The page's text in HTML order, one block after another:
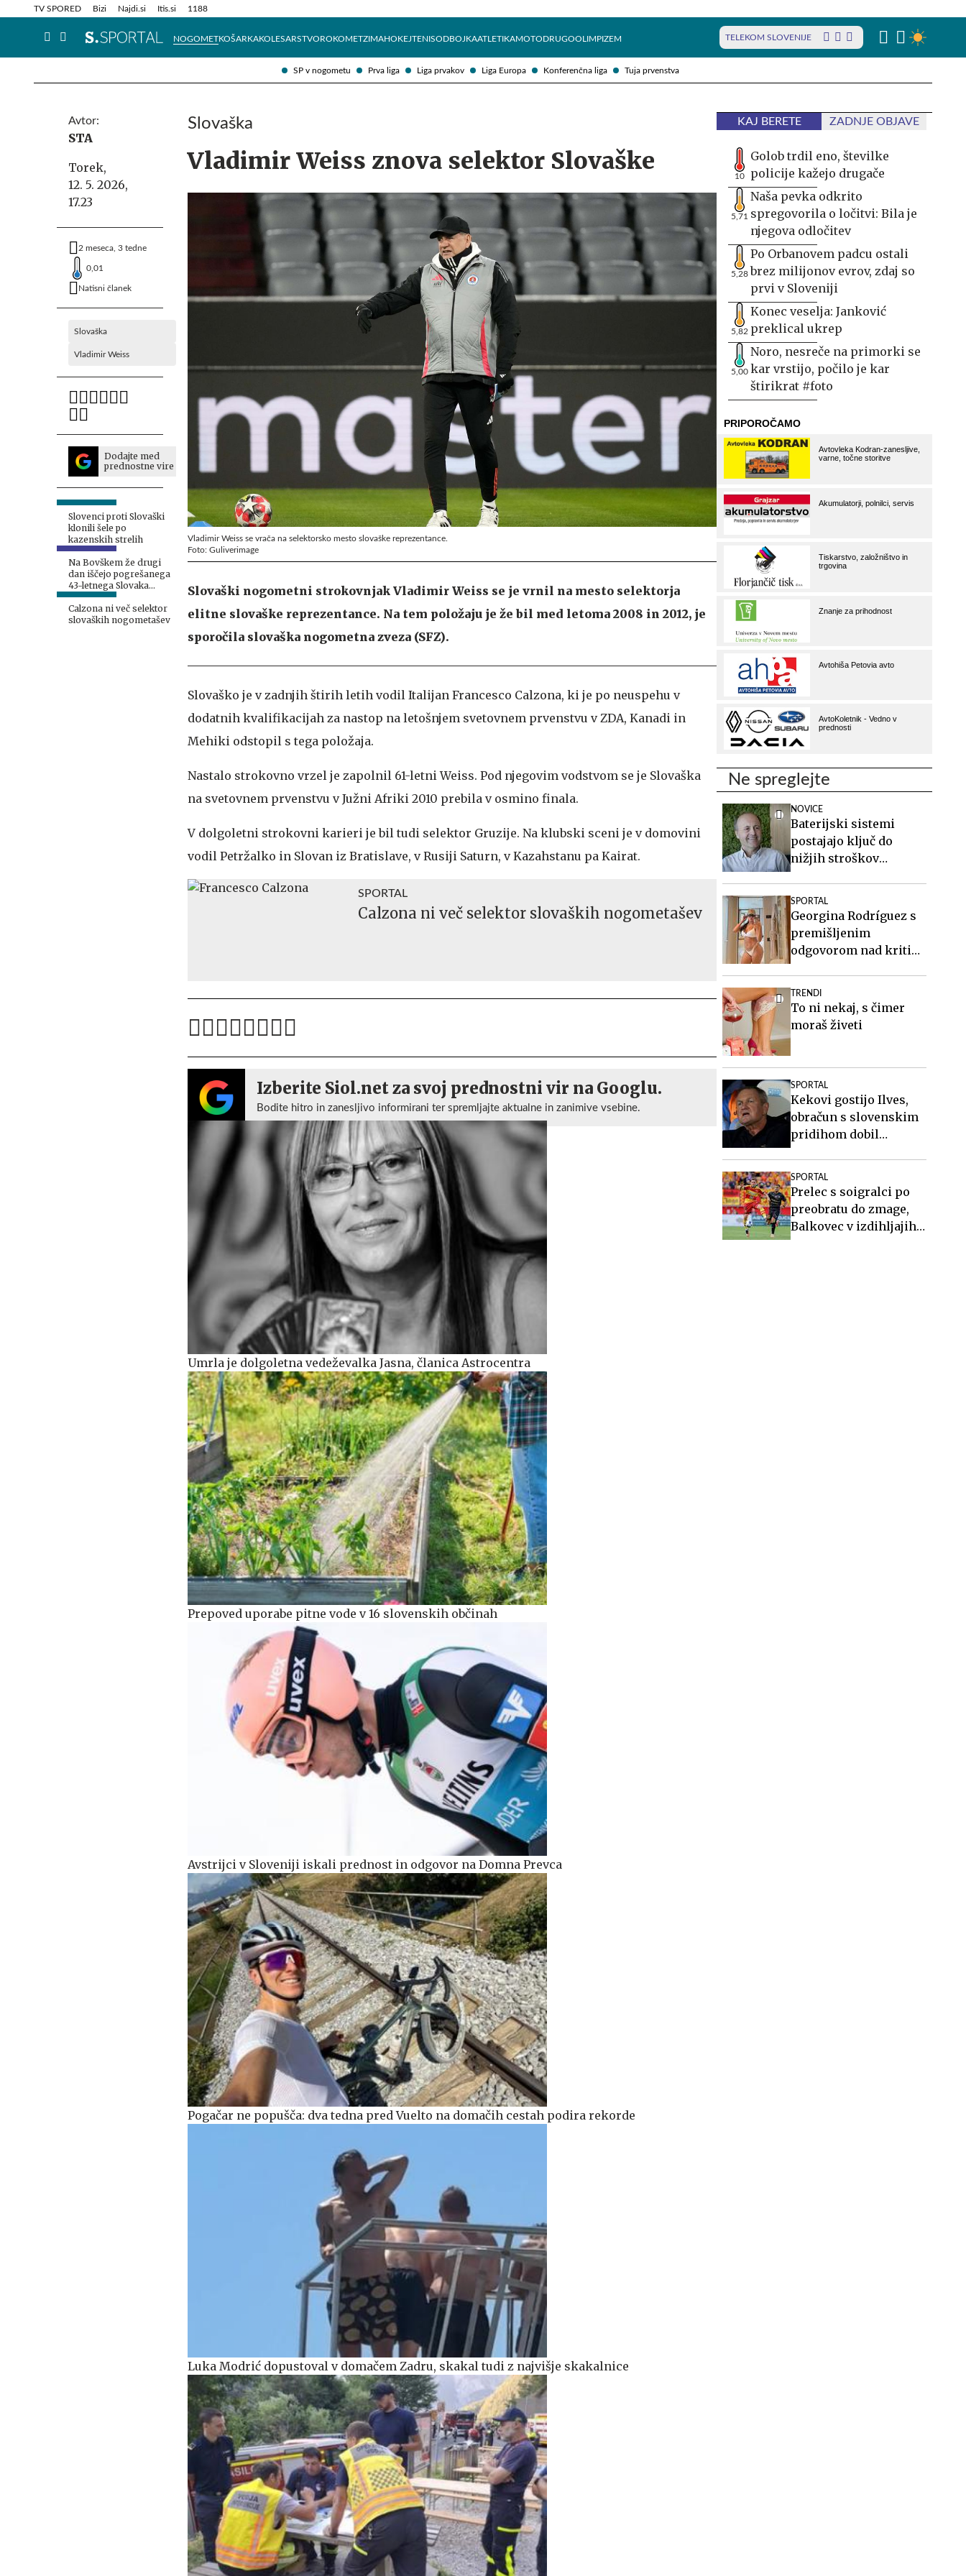
SP v nogometu Prva liga Liga prvakov Liga Europa Konferenčna liga Tuja prvenstva
TV SPORED Bizi Najdi.si Itis.si 1188
NOGOMETKOŠARKAKOLESARSTVOROKOMETZIMAHOKEJTENISODBOJKAATLETIKAMOTODRUGOOLIMPIZEM TELEKOM SLOVENIJE
Info in obvestila Tehnik
Avtor:
STA
Torek,
12. 5. 2026,
17.23
2 meseca, 3 tedne
0,01
Natisni članek
Slovaška
Vladimir Weiss
Dodajte med
prednostne vire
Slovenci proti Slovaški
klonili šele po
kazenskih strelih
Na Bovškem že drugi
dan iščejo pogrešanega
43-letnega Slovaka
#foto
Calzona ni več selektor
slovaških nogometašev
Slovaška
Vladimir Weiss znova selektor Slovaške
Vladimir Weiss se vrača na selektorsko mesto slovaške reprezentance.
Foto: Guliverimage
Slovaški nogometni strokovnjak Vladimir Weiss se je vrnil na mesto selektorja
elitne slovaške reprezentance. Na tem položaju je že bil med letoma 2008 in 2012, je
sporočila slovaška nogometna zveza (SFZ).
Slovaško je v zadnjih štirih letih vodil Italijan Francesco Calzona, ki je po neuspehu v
dodatnih kvalifikacijah za nastop na letošnjem svetovnem prvenstvu v ZDA, Kanadi in
Mehiki odstopil s tega položaja.
Nastalo strokovno vrzel je zapolnil 61-letni Weiss. Pod njegovim vodstvom se je Slovaška
na svetovnem prvenstvu v Južni Afriki 2010 prebila v osmino finala.
V dolgoletni strokovni karieri je bil tudi selektor Gruzije. Na klubski sceni je v domovini
vodil Petržalko in Slovan iz Bratislave, v Rusiji Saturn, v Kazahstanu pa Kairat.
SPORTAL
Calzona ni več selektor slovaških nogometašev
Izberite Siol.net za svoj prednostni vir na Googlu.
Bodite hitro in zanesljivo informirani ter spremljajte aktualne in zanimive vsebine.
Umrla je dolgoletna vedeževalka Jasna, članica Astrocentra
Prepoved uporabe pitne vode v 16 slovenskih občinah
Avstrijci v Sloveniji iskali prednost in odgovor na Domna Prevca
Pogačar ne popušča: dva tedna pred Vuelto na domačih cestah podira rekorde
Luka Modrić dopustoval v domačem Zadru, skakal tudi z najvišje skakalnice
KAJ BERETE ZADNJE OBJAVE
10
Golob trdil eno, številke
policije kažejo drugače
5,71
Naša pevka odkrito
spregovorila o ločitvi: Bila je
njegova odločitev
5,28
Po Orbanovem padcu ostali
brez milijonov evrov, zdaj so
prvi v Sloveniji
5,82
Konec veselja: Janković
preklical ukrep
5,00
Noro, nesreče na primorki se
kar vrstijo, počilo je kar
štirikrat #foto
Ne spreglejte
NOVICE
Baterijski sistemi
postajajo ključ do
nižjih stroškov
SPORTAL
Georgina Rodríguez s
premišljenim
odgovorom nad kritike
TRENDI
To ni nekaj, s čimer
moraš živeti
SPORTAL
Kekovi gostijo Ilves,
obračun s slovenskim
pridihom dobil
SPORTAL
Prelec s soigralci po
preobratu do zmage,
Balkovec v izdihljajih